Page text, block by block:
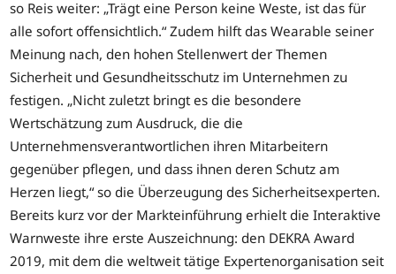
so Reis weiter: „Trägt eine Person keine Weste, ist das für
alle sofort offensichtlich.“ Zudem hilft das Wearable seiner
Meinung nach, den hohen Stellenwert der Themen
Sicherheit und Gesundheitsschutz im Unternehmen zu
festigen. „Nicht zuletzt bringt es die besondere
Wertschätzung zum Ausdruck, die die
Unternehmensverantwortlichen ihren Mitarbeitern
gegenüber pflegen, und dass ihnen deren Schutz am
Herzen liegt,“ so die Überzeugung des Sicherheitsexperten.
Bereits kurz vor der Markteinführung erhielt die Interaktive
Warnweste ihre erste Auszeichnung: den DEKRA Award
2019, mit dem die weltweit tätige Expertenorganisation seit